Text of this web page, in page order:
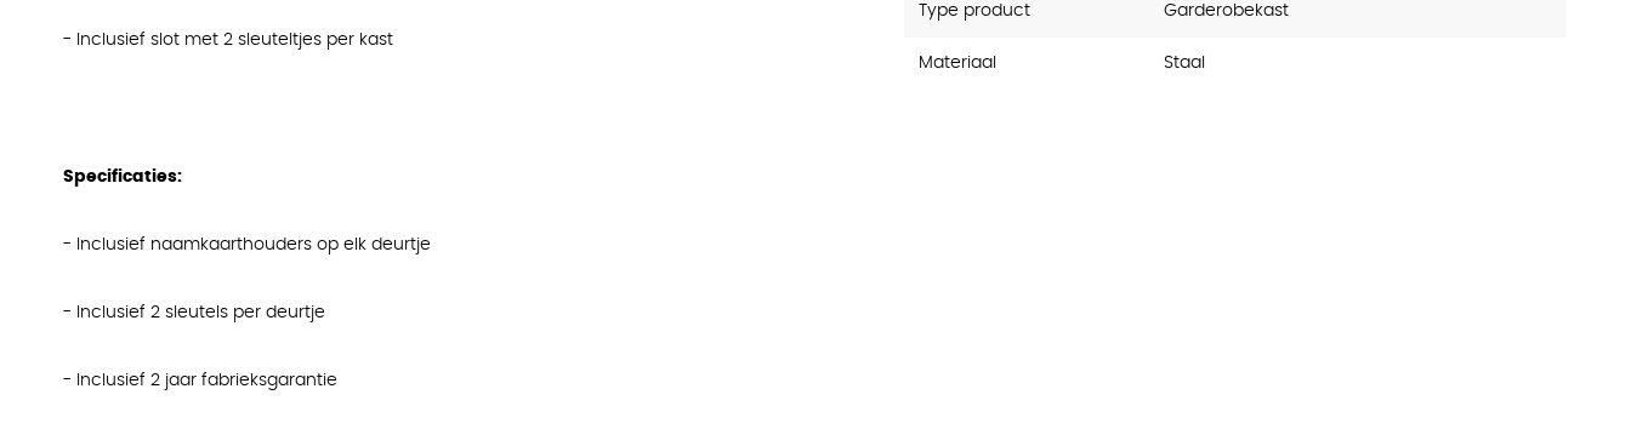
- Inclusief slot met 2 sleuteltjes per kast
Specificaties:
- Inclusief naamkaarthouders op elk deurtje
- Inclusief 2 sleutels per deurtje
- Inclusief 2 jaar fabrieksgarantie
Type product Garderobekast
Materiaal Staal